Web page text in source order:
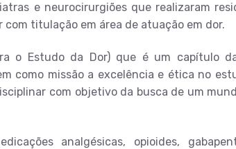
e neurocirurgiões que realizaram
com titulação em área de atuação em dor.
o Estudo da Dor) que é um capítulo
como missão a excelência e ética no
com objetivo da busca de um
analgésicas, opioides,